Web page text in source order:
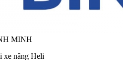
MINH
xe nâng Heli